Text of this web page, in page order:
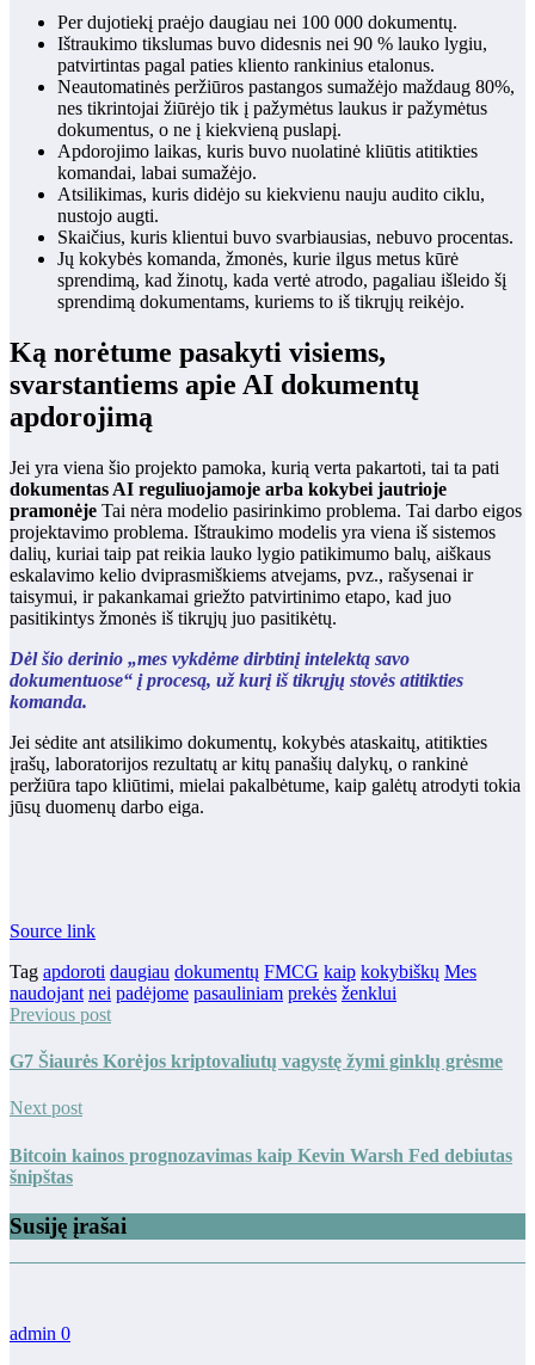
Per dujotiekį praėjo daugiau nei 100 000 dokumentų.
Ištraukimo tikslumas buvo didesnis nei 90 % lauko lygiu,
patvirtintas pagal paties kliento rankinius etalonus.
Neautomatinės peržiūros pastangos sumažėjo maždaug 80%,
nes tikrintojai žiūrėjo tik į pažymėtus laukus ir pažymėtus
dokumentus, o ne į kiekvieną puslapį.
Apdorojimo laikas, kuris buvo nuolatinė kliūtis atitikties
komandai, labai sumažėjo.
Atsilikimas, kuris didėjo su kiekvienu nauju audito ciklu,
nustojo augti.
Skaičius, kuris klientui buvo svarbiausias, nebuvo procentas.
Jų kokybės komanda, žmonės, kurie ilgus metus kūrė
sprendimą, kad žinotų, kada vertė atrodo, pagaliau išleido šį
sprendimą dokumentams, kuriems to iš tikrųjų reikėjo.
Ką norėtume pasakyti visiems,
svarstantiems apie AI dokumentų
apdorojimą
Jei yra viena šio projekto pamoka, kurią verta pakartoti, tai ta pati
dokumentas AI reguliuojamoje arba kokybei jautrioje
pramonėje Tai nėra modelio pasirinkimo problema. Tai darbo eigos
projektavimo problema. Ištraukimo modelis yra viena iš sistemos
dalių, kuriai taip pat reikia lauko lygio patikimumo balų, aiškaus
eskalavimo kelio dviprasmiškiems atvejams, pvz., rašysenai ir
taisymui, ir pakankamai griežto patvirtinimo etapo, kad juo
pasitikintys žmonės iš tikrųjų juo pasitikėtų.
Dėl šio derinio „mes vykdėme dirbtinį intelektą savo
dokumentuose“ į procesą, už kurį iš tikrųjų stovės atitikties
komanda.
Jei sėdite ant atsilikimo dokumentų, kokybės ataskaitų, atitikties
įrašų, laboratorijos rezultatų ar kitų panašių dalykų, o rankinė
peržiūra tapo kliūtimi, mielai pakalbėtume, kaip galėtų atrodyti tokia
jūsų duomenų darbo eiga.
Source link
Tag apdoroti daugiau dokumentų FMCG kaip kokybiškų Mes
naudojant nei padėjome pasauliniam prekės ženklui
Previous post
G7 Šiaurės Korėjos kriptovaliutų vagystę žymi ginklų grėsme
Next post
Bitcoin kainos prognozavimas kaip Kevin Warsh Fed debiutas
šnipštas
Susiję įrašai
admin 0